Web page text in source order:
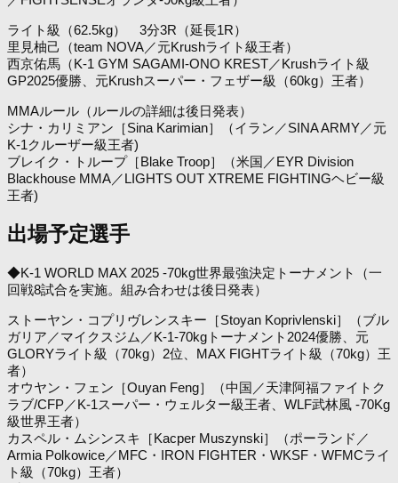
ライト級（62.5kg） 3分3R（延長1R）
里見柚己（team NOVA／元Krushライト級王者）
西京佑馬（K-1 GYM SAGAMI-ONO KREST／Krushライト級
GP2025優勝、元Krushスーパー・フェザー級（60kg）王者）
MMAルール（ルールの詳細は後日発表）
シナ・カリミアン［Sina Karimian］（イラン／SINA ARMY／元
K-1クルーザー級王者)
ブレイク・トループ［Blake Troop］（米国／EYR Division
Blackhouse MMA／LIGHTS OUT XTREME FIGHTINGヘビー級
王者)
出場予定選手
◆K-1 WORLD MAX 2025 -70kg世界最強決定トーナメント（一
回戦8試合を実施。組み合わせは後日発表）
ストーヤン・コプリヴレンスキー［Stoyan Koprivlenski］（ブル
ガリア／マイクスジム／K-1-70kgトーナメント2024優勝、元
GLORYライト級（70kg）2位、MAX FIGHTライト級（70kg）王
者）
オウヤン・フェン［Ouyan Feng］（中国／天津阿福ファイトク
ラブ/CFP／K-1スーパー・ウェルター級王者、WLF武林風 -70Kg
級世界王者）
カスペル・ムシンスキ［Kacper Muszynski］（ポーランド／
Armia Polkowice／MFC・IRON FIGHTER・WKSF・WFMCライ
ト級（70kg）王者）